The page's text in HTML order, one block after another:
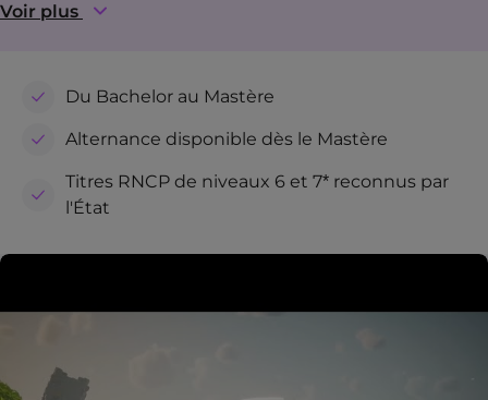
Voir plus
Du Bachelor au Mastère
Alternance disponible dès le Mastère
Titres RNCP de niveaux 6 et 7* reconnus par
l'État